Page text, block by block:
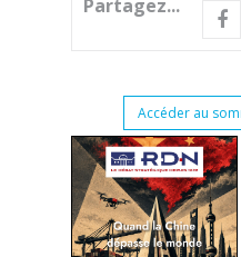
Partagez...
Accéder au